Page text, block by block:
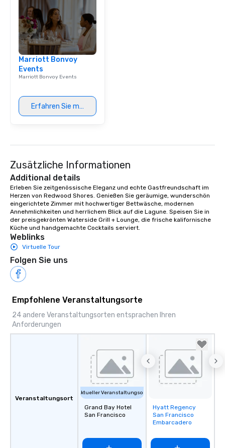
Marriott Bonvoy
Events
Marriott Bonvoy Events
Erfahren Sie mehr
Zusätzliche Informationen
Additional details
Erleben Sie zeitgenössische Eleganz und echte Gastfreundschaft im
Herzen von Redwood Shores. Genießen Sie geräumige, wunderschön
eingerichtete Zimmer mit hochwertiger Bettwäsche, modernen
Annehmlichkeiten und herrlichem Blick auf die Lagune. Speisen Sie in
der preisgekrönten Waterside Grill + Lounge, die frische kalifornische
Küche und handgemachte Cocktails serviert.
Weblinks
Virtuelle Tour
Folgen Sie uns
Empfohlene Veranstaltungsorte
24 andere Veranstaltungsorten entsprachen Ihren
Anforderungen
Veranstaltungsort
Aktueller Veranstaltungsort
Grand Bay Hotel
San Francisco
Removed from
favorites
Hyatt Regency
San Francisco
Embarcadero